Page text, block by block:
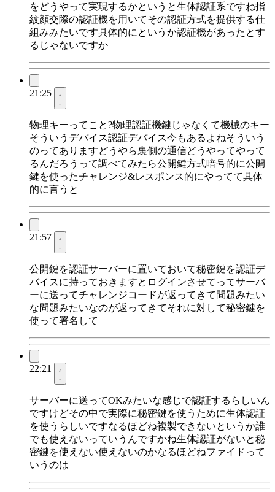
をどうやって実現するかというと生体認証系ですね指
紋顔交際の認証機を用いてその認証方式を提供する仕
組みみたいです具体的にというか認証機があったとす
るじゃないですか
21:25
物理キーってこと?物理認証機鍵じゃなくて機械のキー
そういうデバイス認証デバイス今もあるよねそういう
のってありますどうやら裏側の通信どうやってやって
るんだろうって調べてみたら公開鍵方式暗号的に公開
鍵を使ったチャレンジ&レスポンス的にやってて具体
的に言うと
21:57
公開鍵を認証サーバーに置いておいて秘密鍵を認証デ
バイスに持っておきますとログインさせてってサーバ
ーに送ってチャレンジコードが返ってきて問題みたい
な問題みたいなのが返ってきてそれに対して秘密鍵を
使って署名して
22:21
サーバーに送ってOKみたいな感じで認証するらしいん
ですけどその中で実際に秘密鍵を使うために生体認証
を使うらしいですなるほどね複製できないというか誰
でも使えないっていうんですかね生体認証がないと秘
密鍵を使えない使えないのかなるほどねファイドって
いうのは